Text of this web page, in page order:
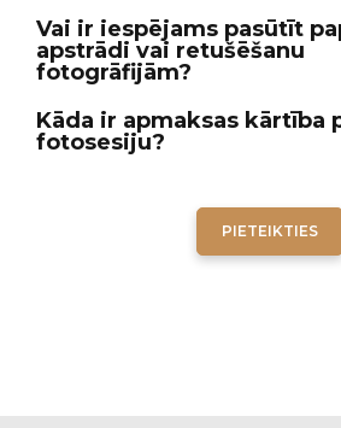
Vai ir iespējams pasūtīt
apstrādi vai retušēšanu
fotogrāfijām?
Kāda ir apmaksas kārtība
fotosesiju?
PIETEIKTIES